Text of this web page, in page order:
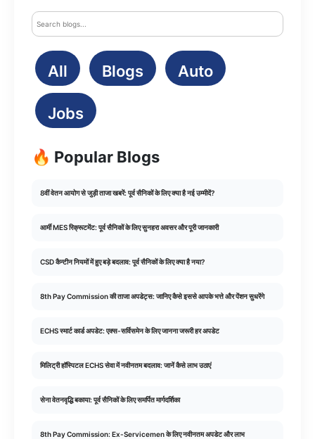
All Blogs Auto
Jobs
🔥 Popular Blogs
8वीं वेतन आयोग से जुड़ी ताजा खबरें: पूर्व सैनिकों के लिए क्या है नई उम्मीदें?
आर्मी MES रिक्रूटमेंट: पूर्व सैनिकों के लिए सुनहरा अवसर और पूरी जानकारी
CSD कैन्टीन नियमों में हुए बड़े बदलाव: पूर्व सैनिकों के लिए क्या है नया?
8th Pay Commission की ताजा अपडेट्स: जानिए कैसे इससे आपके भत्ते और पेंशन सुधरेंगे
ECHS स्मार्ट कार्ड अपडेट: एक्स-सर्विसमेन के लिए जानना जरूरी हर अपडेट
मिलिट्री हॉस्पिटल ECHS सेवा में नवीनतम बदलाव: जानें कैसे लाभ उठाएं
सेना वेतनवृद्धि बकाया: पूर्व सैनिकों के लिए समर्पित मार्गदर्शिका
8th Pay Commission: Ex-Servicemen के लिए नवीनतम अपडेट और लाभ